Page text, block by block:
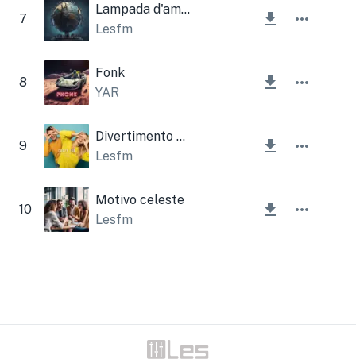
7
Lampada d'ambiente stimolante
Lesfm
8
Fonk
YAR
9
Divertimento pazzesco strumentale
Lesfm
10
Motivo celeste
Lesfm